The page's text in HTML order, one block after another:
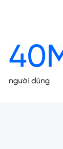
người dùng